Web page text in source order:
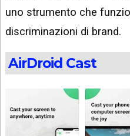
uno strumento che
discriminazioni di brand.
AirDroid Cast